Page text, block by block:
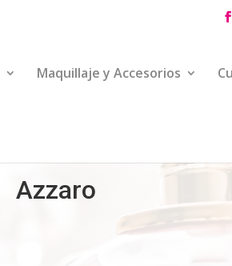
Maquillaje y Accesorios
Azzaro